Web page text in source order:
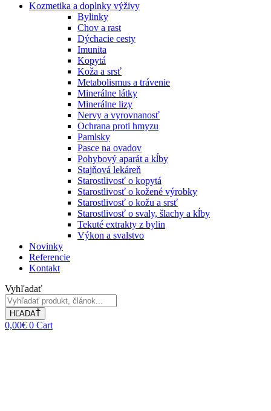
Kozmetika a doplnky výživy
Bylinky
Chov a rast
Dýchacie cesty
Imunita
Kopytá
Koža a srsť
Metabolismus a trávenie
Minerálne látky
Minerálne lizy
Nervy a vyrovnanosť
Ochrana proti hmyzu
Pamlsky
Pasce na ovadov
Pohybový aparát a kĺby
Stajňová lekáreň
Starostlivosť o kopytá
Starostlivosť o kožené výrobky
Starostlivosť o kožu a srsť
Starostlivosť o svaly, šlachy a kĺby
Tekuté extrakty z bylin
Výkon a svalstvo
Novinky
Referencie
Kontakt
Vyhľadať
HĽADAŤ
0,00€ 0 Cart